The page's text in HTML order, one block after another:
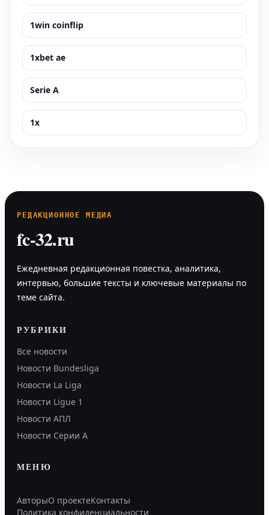
1win coinflip
1xbet ae
Serie A
1x
РЕДАКЦИОННОЕ МЕДИА
fc-32.ru
Ежедневная редакционная повестка, аналитика,
интервью, большие тексты и ключевые материалы по
теме сайта.
РУБРИКИ
Все новости
Новости Bundesliga
Новости La Liga
Новости Ligue 1
Новости АПЛ
Новости Серии А
МЕНЮ
АвторыО проектеКонтакты
Политика конфиденциальности